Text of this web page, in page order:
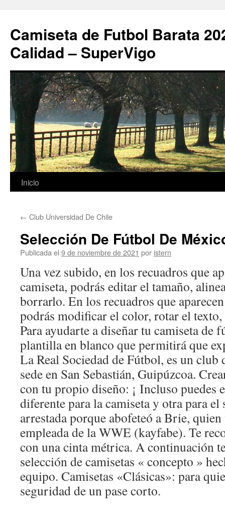
Camiseta de Futbol Barata
Calidad – SuperVigo
Saltar
contenido
Inicio
← Club Universidad De Chile
Selección De Fútbol De
Publicada el 9 de noviembre de 2021 por istern
Una vez subido, en los recuadros que
camiseta, podrás editar el tamaño,
borrarlo. En los recuadros que
podrás modificar el color, rotar el
Para ayudarte a diseñar tu camiseta de
plantilla en blanco que permitirá que
La Real Sociedad de Fútbol, es un
sede en San Sebastián, Guipúzcoa.
con tu propio diseño: ¡ Incluso puedes
diferente para la camiseta y otra para
arrestada porque abofeteó a Brie, quien
empleada de la WWE (kayfabe). Te
con una cinta métrica. A continuación
selección de camisetas « concepto »
equipo. Camisetas «Clásicas»: para
seguridad de un pase corto.